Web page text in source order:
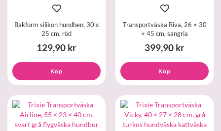
Bakform silikon hundben, 30 x
25 cm, röd
129,90 kr
Köp
Transportväska Riva, 26 × 30
× 45 cm, sangria
399,90 kr
Köp